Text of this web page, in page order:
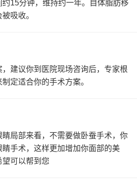
约15分钟，维持约一年。自体脂肪移
吸收。
建议你到医院现场咨询后，专家根
定适合你的手术方案。
睛局部来看，不需要做卧蚕手术，你
睛手术，这样更加增加你面部的美
望可以帮到您